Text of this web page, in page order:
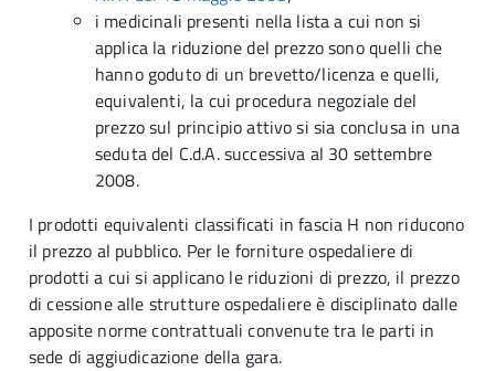
i medicinali presenti nella lista a cui non si
applica la riduzione del prezzo sono quelli che
hanno goduto di un brevetto/licenza e quelli,
equivalenti, la cui procedura negoziale del
prezzo sul principio attivo si sia conclusa in una
seduta del C.d.A. successiva al 30 settembre
2008.
I prodotti equivalenti classificati in fascia H non riducono
il prezzo al pubblico. Per le forniture ospedaliere di
prodotti a cui si applicano le riduzioni di prezzo, il prezzo
di cessione alle strutture ospedaliere è disciplinato dalle
apposite norme contrattuali convenute tra le parti in
sede di aggiudicazione della gara.